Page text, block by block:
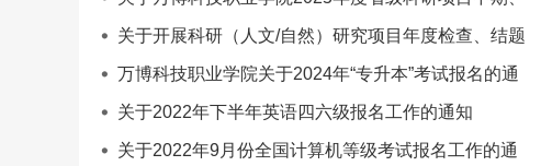
结题验收结果
关于开展科研（人文/自然）研究项目年度检查、结题
验收工作的
万博科技职业学院关于2024年“专升本”考试报名的通
知
关于2022年下半年英语四六级报名工作的通知
关于2022年9月份全国计算机等级考试报名工作的通